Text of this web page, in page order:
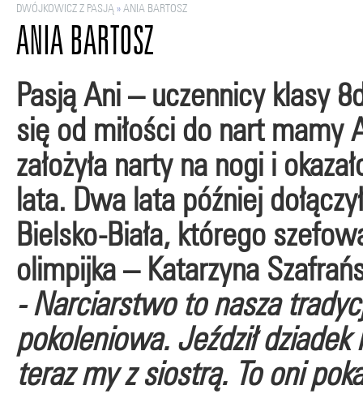
ANIA BARTOSZ
DWÓJKOWICZ Z PASJĄ»ANIA BARTOSZ
Pasją Ani – uczennicy klasy
się od miłości do nart mamy
założyła narty na nogi i
lata. Dwa lata później
Bielsko-Biała, którego
olimpijka – Katarzyna
- Narciarstwo to nasza
pokoleniowa. Jeździł
teraz my z siostrą. To oni